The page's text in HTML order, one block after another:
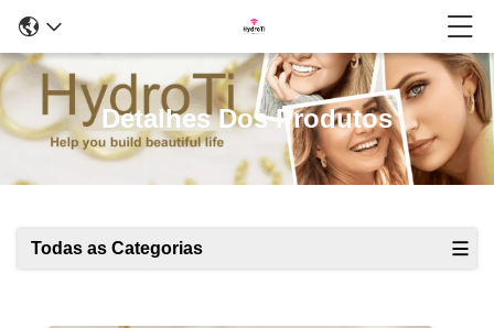
Detalhes Dos Produtos
Todas as Categorias